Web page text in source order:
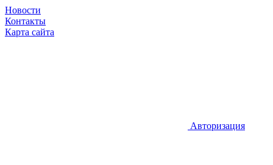
Новости
Контакты
Карта сайта
Авторизация